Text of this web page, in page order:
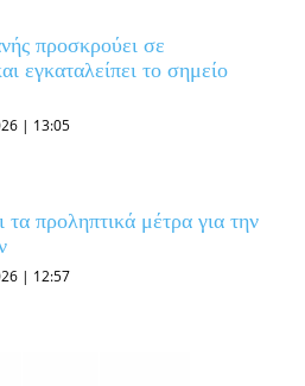
προσκρούει σε
εγκαταλείπει το σημείο
| 13:05
προληπτικά μέτρα για την
| 12:57